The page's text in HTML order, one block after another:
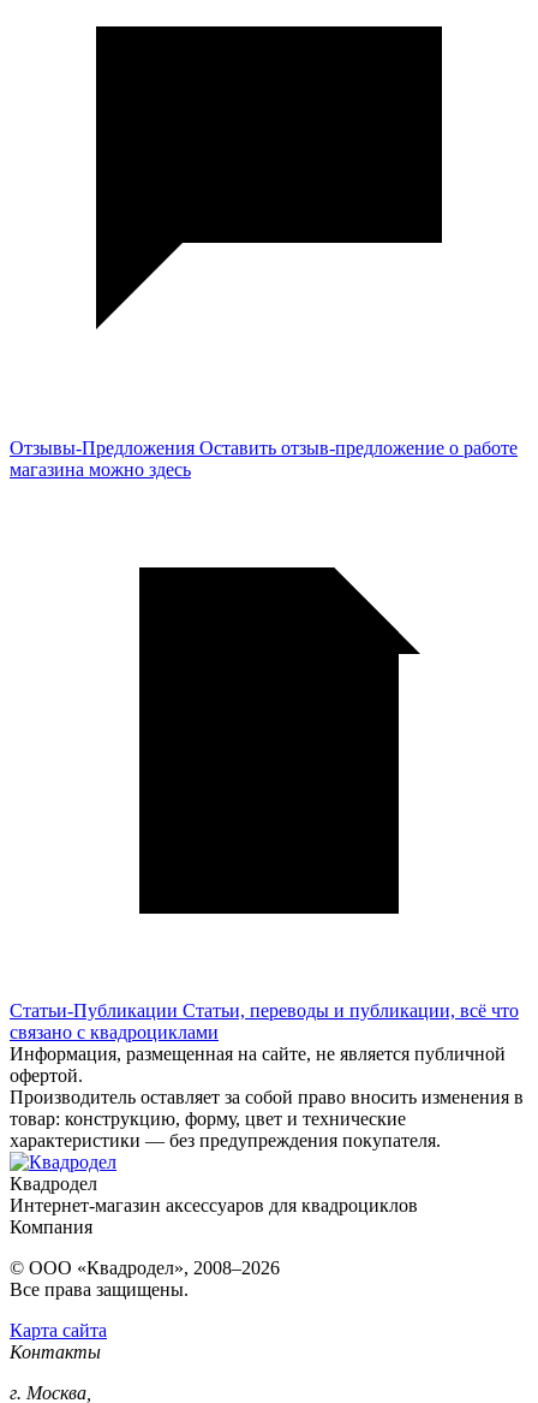
Отзывы-Предложения Оставить отзыв-предложение о работе
магазина можно здесь
Статьи-Публикации Статьи, переводы и публикации, всё что
связано с квадроциклами
Информация, размещенная на сайте, не является публичной
офертой.
Производитель оставляет за собой право вносить изменения в
товар: конструкцию, форму, цвет и технические
характеристики — без предупреждения покупателя.
Квадродел
Интернет-магазин аксессуаров для квадроциклов
Компания
© ООО «Квадродел», 2008–2026
Все права защищены.
Карта сайта
Контакты
г. Москва,